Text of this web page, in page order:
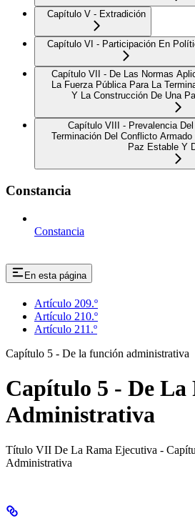
Capítulo V - Extradición
Capítulo VI - Participación En
Capítulo VII - De Las Normas
La Fuerza Pública Para La
Y La Construcción De Una
Capítulo VIII - Prevalencia
Terminación Del Conflicto
Paz Estable Y
Constancia
Constancia
En esta página
Artículo 209.º
Artículo 210.º
Artículo 211.º
Capítulo 5 - De la función administrativa
Capítulo 5 - De La
Administrativa
Título VII De La Rama Ejecutiva -
Administrativa